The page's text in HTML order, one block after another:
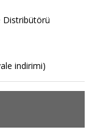
Distribütörü
indirimi)